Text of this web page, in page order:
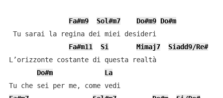
Fa#m9 Sol#m7 Do#m9 Do#m
Tu sarai la regina dei miei desideri
Fa#m11
Si Mimaj7
Siadd9/Re#
L’orizzonte costante di questa realtà
Do#m
La